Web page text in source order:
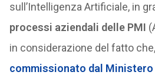
sull’Intelligenza Artificiale, in
processi aziendali delle PMI
in considerazione del fatto
commissionato dal Ministero